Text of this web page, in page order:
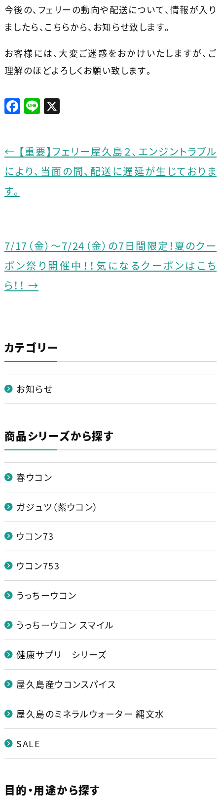
今後の、フェリーの動向や配送について、情報が入り
ましたら、こちらから、お知らせ致します。
お客様には、大変ご迷惑をおかけいたしますが、ご
理解のほどよろしくお願い致します。
F
a
e
b
o
Li
n
X
← 【重要】フェリー屋久島２、エンジントラブル
により、当面の間、配送に遅延が生じておりま
す。
7/17（金）〜7/24（金）の7日間限定！夏のクー
ポン祭り開催中！！気になるクーポンはこち
ら！！ →
カテゴリー
お知らせ
商品シリーズから探す
春ウコン
ガジュツ（紫ウコン）
ウコン73
ウコン753
うっちーウコン
うっちーウコン スマイル
健康サプリ シリーズ
屋久島産ウコンスパイス
屋久島のミネラルウォーター 縄文水
SALE
目的・用途から探す